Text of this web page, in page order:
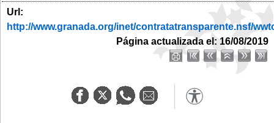
Url:
http://www.granada.org/inet/contratatransparente.nsf/
Página actualizada el: 16/08/2019